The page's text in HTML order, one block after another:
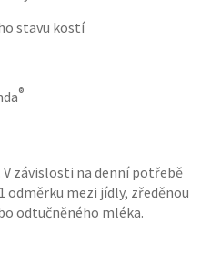
stavu kostí
®
V závislosti na denní potřebě
odměrku mezi jídly, zředěnou
odtučněného mléka.